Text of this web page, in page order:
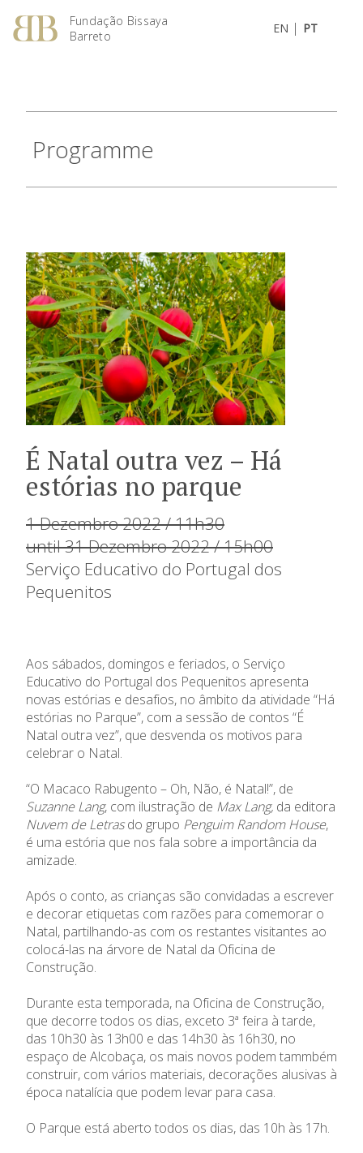
Fundação Bissaya
Barreto
EN | PT
Programme
É Natal outra vez – Há
estórias no parque
1 Dezembro 2022 / 11h30
until 31 Dezembro 2022 / 15h00
Serviço Educativo do Portugal dos
Pequenitos
Aos sábados, domingos e feriados, o Serviço
Educativo do Portugal dos Pequenitos apresenta
novas estórias e desafios, no âmbito da atividade “Há
estórias no Parque”, com a sessão de contos “É
Natal outra vez”, que desvenda os motivos para
celebrar o Natal.
“O Macaco Rabugento – Oh, Não, é Natal!”, de
Suzanne Lang, com ilustração de Max Lang, da editora
Nuvem de Letrasdo grupo Penguim Random House,
é uma estória que nos fala sobre a importância da
amizade.
Após o conto, as crianças são convidadas a escrever
e decorar etiquetas com razões para comemorar o
Natal, partilhando-as com os restantes visitantes ao
colocá-las na árvore de Natal da Oficina de
Construção.
Durante esta temporada, na Oficina de Construção,
que decorre todos os dias, exceto 3ª feira à tarde,
das 10h30 às 13h00 e das 14h30 às 16h30, no
espaço de Alcobaça, os mais novos podem tammbém
construir, com vários materiais, decorações alusivas à
época natalícia que podem levar para casa.
O Parque está aberto todos os dias, das 10h às 17h.